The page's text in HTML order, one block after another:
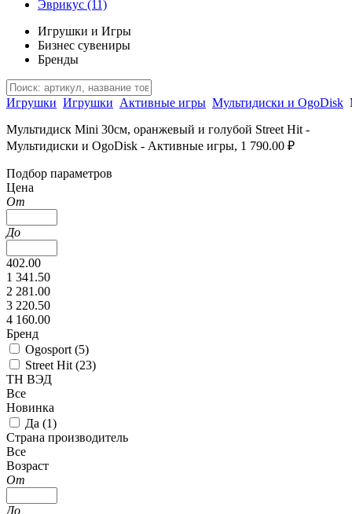
Эврикус (11)
Игрушки и Игры
Бизнес сувениры
Бренды
Игрушки Игрушки Активные игры Мультидиски и OgoDisk
Мультидиск Mini 30см, оранжевый и голубой Street Hit -
Мультидиски и OgoDisk - Активные игры, 1 790.00 ₽
Подбор параметров
Цена
От
До
402.00
1 341.50
2 281.00
3 220.50
4 160.00
Бренд
Ogosport (5)
Street Hit (23)
ТН ВЭД
Все
Новинка
Да (1)
Страна производитель
Все
Возраст
От
До